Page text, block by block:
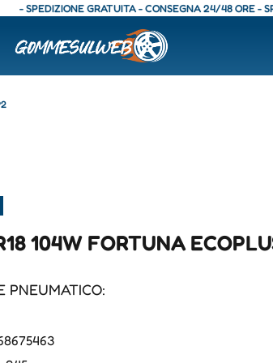
GRATUITA - CONSEGNA 24/48 ORE -
104W FORTUNA
PNEUMATICO: